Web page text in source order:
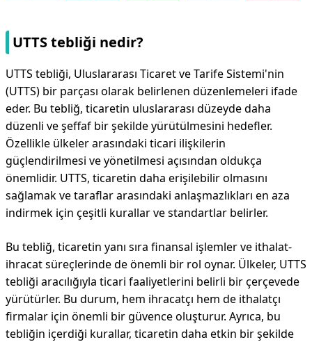
UTTS tebliği nedir?
UTTS tebliği, Uluslararası Ticaret ve Tarife Sistemi'nin
(UTTS) bir parçası olarak belirlenen düzenlemeleri ifade
eder. Bu tebliğ, ticaretin uluslararası düzeyde daha
düzenli ve şeffaf bir şekilde yürütülmesini hedefler.
Özellikle ülkeler arasındaki ticari ilişkilerin
güçlendirilmesi ve yönetilmesi açısından oldukça
önemlidir. UTTS, ticaretin daha erişilebilir olmasını
sağlamak ve taraflar arasındaki anlaşmazlıkları en aza
indirmek için çeşitli kurallar ve standartlar belirler.
Bu tebliğ, ticaretin yanı sıra finansal işlemler ve ithalat-
ihracat süreçlerinde de önemli bir rol oynar. Ülkeler, UTTS
tebliği aracılığıyla ticari faaliyetlerini belirli bir çerçevede
yürütürler. Bu durum, hem ihracatçı hem de ithalatçı
firmalar için önemli bir güvence oluşturur. Ayrıca, bu
tebliğin içerdiği kurallar, ticaretin daha etkin bir şekilde